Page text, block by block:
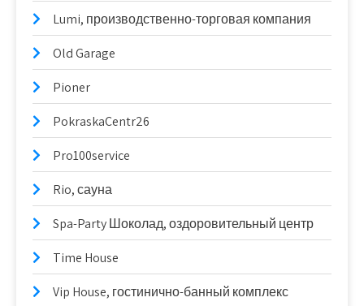
Lumi, производственно-торговая компания
Old Garage
Pioner
PokraskaCentr26
Pro100service
Rio, сауна
Spa-Party Шоколад, оздоровительный центр
Time House
Vip House, гостинично-банный комплекс